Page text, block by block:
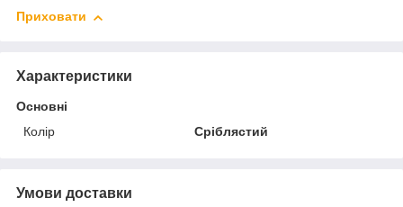
Приховати
Характеристики
Основні
Колір
Сріблястий
Умови доставки